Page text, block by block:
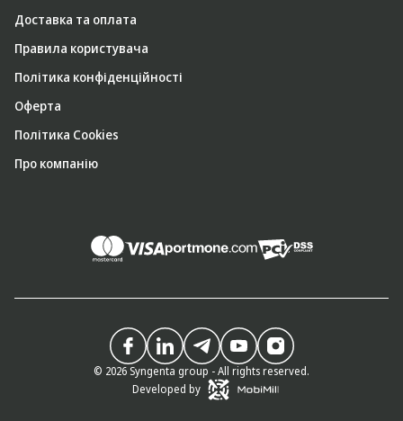
Доставка та оплата
Правила користувача
Політика конфіденційності
Оферта
Політика Cookies
Про компанію
© 2026 Syngenta group - All rights reserved.
Developed by